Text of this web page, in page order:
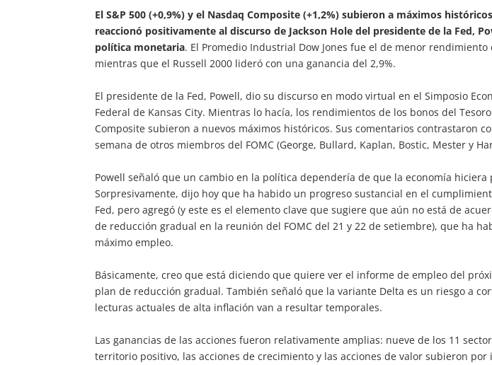
El S&P 500 (+0,9%) y el Nasdaq Composite (+1,2%) subieron a máximos
reaccionó positivamente al discurso de Jackson Hole del presidente de la Fed,
política monetaria. El Promedio Industrial Dow Jones fue el de menor rendimiento
mientras que el Russell 2000 lideró con una ganancia del 2,9%.
El presidente de la Fed, Powell, dio su discurso en modo virtual en el Simposio
Federal de Kansas City. Mientras lo hacía, los rendimientos de los bonos del
Composite subieron a nuevos máximos históricos. Sus comentarios contrastaron
semana de otros miembros del FOMC (George, Bullard, Kaplan, Bostic, Mester y
Powell señaló que un cambio en la política dependería de que la economía hiciera
Sorpresivamente, dijo hoy que ha habido un progreso sustancial en el
Fed, pero agregó (y este es el elemento clave que sugiere que aún no está de
de reducción gradual en la reunión del FOMC del 21 y 22 de setiembre), que ha
máximo empleo.
Básicamente, creo que está diciendo que quiere ver el informe de empleo del
plan de reducción gradual. También señaló que la variante Delta es un riesgo a
lecturas actuales de alta inflación van a resultar temporales.
Las ganancias de las acciones fueron relativamente amplias: nueve de los 11
territorio positivo, las acciones de crecimiento y las acciones de valor subieron por